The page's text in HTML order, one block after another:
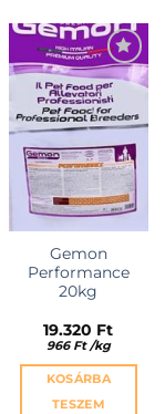
KEDVENCEKHEZ
Gemon
Performance
20kg
19.320 Ft
966 Ft /kg
KOSÁRBA
TESZEM